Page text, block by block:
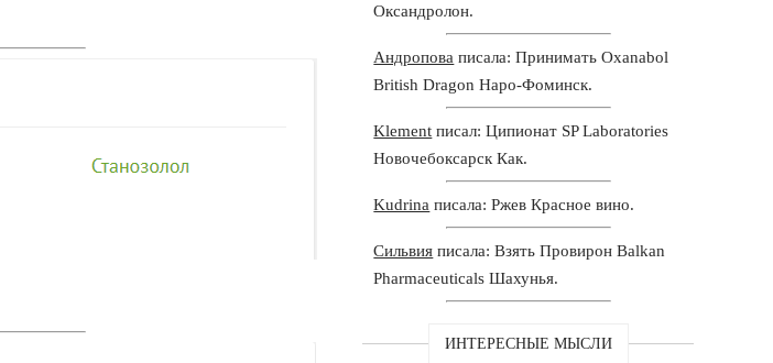
Оксандролон.
Андропова писала: Принимать Oxanabol
British Dragon Наро-Фоминск.
Klement писал: Ципионат SP Laboratories
Новочебоксарск Как.
Kudrina писала: Ржев Красное вино.
Сильвия писала: Взять Провирон Balkan
Pharmaceuticals Шахунья.
ИНТЕРЕСНЫЕ МЫСЛИ